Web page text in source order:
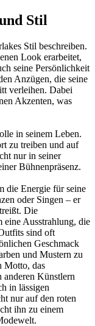
Stil
Stil beschreiben.
Look erarbeitet,
seine Persönlichkeit
Anzügen, die seine
verleihen. Dabei
Akzenten, was
in seinem Leben.
zu treiben und auf
nur in seiner
Bühnenpräsenz.
die Energie für seine
oder Singen – er
Die
eine Ausstrahlung, die
sind oft
Geschmack
und Mustern zu
Motto, das
Künstlern
in lässigen
nur auf den roten
ihn zu einem